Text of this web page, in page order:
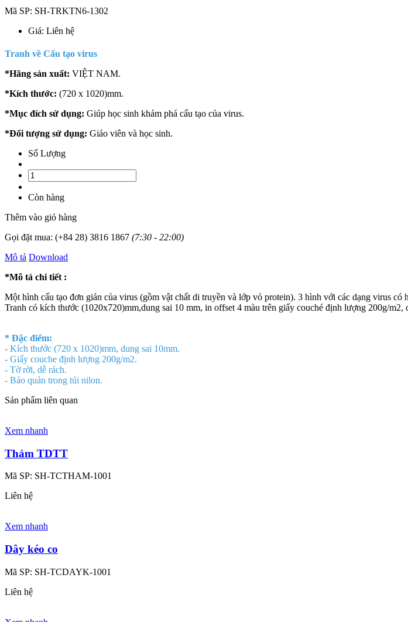
Mã SP: SH-TRKTN6-1302
Giá: Liên hệ
Tranh về Cấu tạo virus
*Hãng sản xuất: VIỆT NAM.
*Kích thước: (720 x 1020)mm.
*Mục đích sử dụng: Giúp học sinh khám phá cấu tạo của virus.
*Đối tượng sử dụng: Giáo viên và học sinh.
Số Lượng
Còn hàng
Thêm vào giỏ hàng
Gọi đặt mua: (+84 28) 3816 1867 (7:30 - 22:00)
Mô tả Download
*Mô tả chi tiết :
Một hình cấu tạo đơn giản của virus (gồm vật chất di truyền và lớp vỏ protein). 3 hình với các dạng virus
Tranh có kích thước (1020x720)mm,dung sai 10 mm, in offset 4 màu trên giấy couché định lượng 200g/m2,
* Đặc điểm:
- Kích thước (720 x 1020)mm, dung sai 10mm.
- Giấy couche định lượng 200g/m2.
- Tờ rời, dễ rách.
- Bảo quản trong túi nilon.
Sản phẩm liên quan
Xem nhanh
Thảm TDTT
Mã SP: SH-TCTHAM-1001
Liên hệ
Xem nhanh
Dây kéo co
Mã SP: SH-TCDAYK-1001
Liên hệ